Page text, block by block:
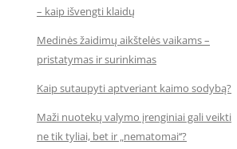
– kaip išvengti klaidų
Medinės žaidimų aikštelės vaikams –
pristatymas ir surinkimas
Kaip sutaupyti aptveriant kaimo sodybą?
Maži nuotekų valymo įrenginiai gali veikti
ne tik tyliai, bet ir „nematomai‘‘?